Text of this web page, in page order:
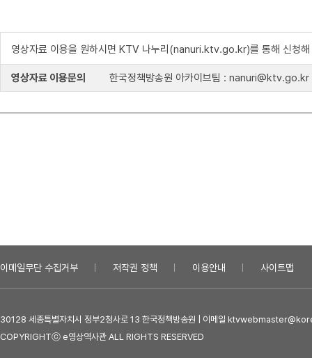
영상자료 이용을 원하시면 KTV 나누리(nanuri.ktv.go.kr)를 통해 신청해
영상자료 이용문의 한국정책방송원 아카이브팀 : nanuri@ktv.go.kr
이메일무단 수집거부 저작권 정책 이용안내 사이트맵
30128 세종특별자치시 정부2청사로 13 한국정책방송원 | 이메일
COPYRIGHTⓒ e영상역사관 ALL RIGHTS RESERVED